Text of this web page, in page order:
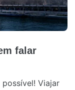
falar
Viajar